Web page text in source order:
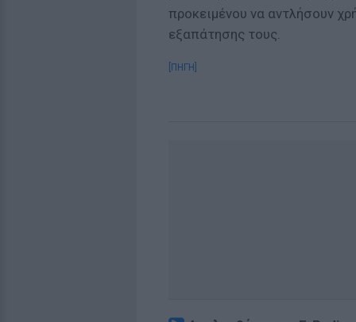
προκειμένου να αντλήσουν
εξαπάτησης τους.
[ΠΗΓΗ]